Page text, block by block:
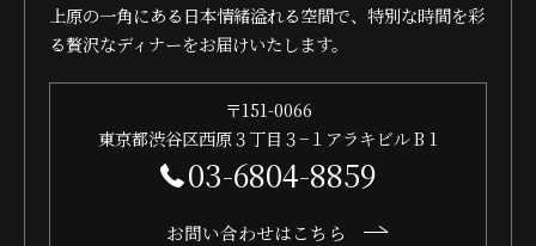
上原の一角にある日本情緒溢れる空間で、特別な時間を彩
る贅沢なディナーをお届けいたします。
〒151-0066
東京都渋谷区西原３丁目３−１アラキビル B 1
03-6804-8859
お問い合わせはこちら